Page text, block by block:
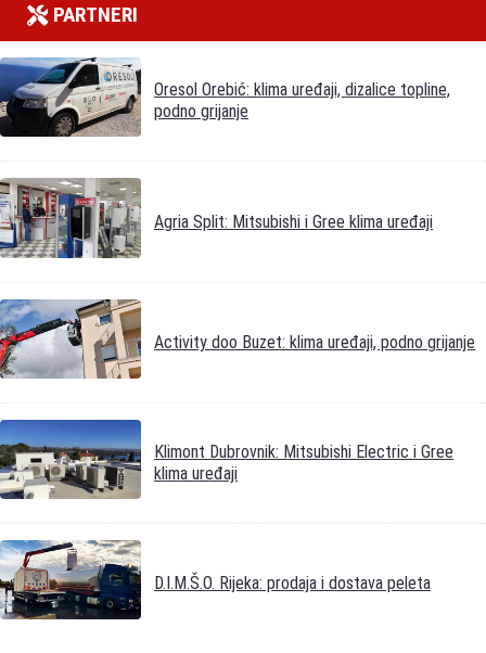
PARTNERI
Oresol Orebić: klima uređaji, dizalice topline,
podno grijanje
Agria Split: Mitsubishi i Gree klima uređaji
Activity doo Buzet: klima uređaji, podno grijanje
Klimont Dubrovnik: Mitsubishi Electric i Gree
klima uređaji
D.I.M.Š.O. Rijeka: prodaja i dostava peleta